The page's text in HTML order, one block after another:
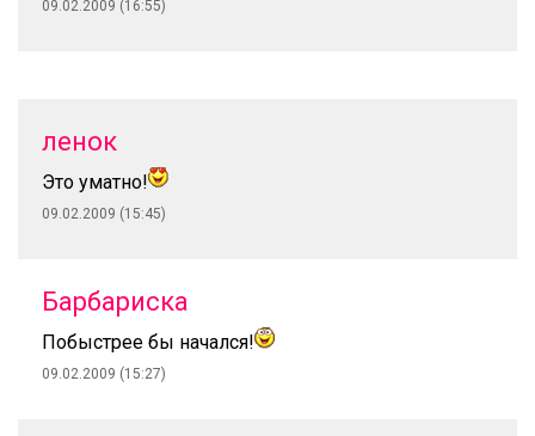
09.02.2009 (16:55)
ленок
Это уматно!
09.02.2009 (15:45)
Барбариска
Побыстрее бы начался!
09.02.2009 (15:27)